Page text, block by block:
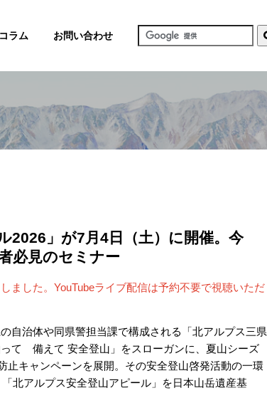
ラム お問い合わせ
2026」が7月4日（土）に開催。今
必見のセミナー
ました。YouTubeライブ配信は予約不要で視聴いただ
自治体や同県警担当課で構成される「北アルプス三県
て 備えて 安全登山」をスローガンに、夏山シーズ
止キャンペーンを展開。その安全登山啓発活動の一環
北アルプス安全登山アピール」を日本山岳遺産基